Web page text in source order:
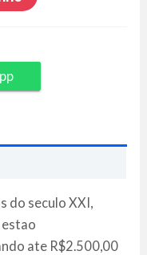
do seculo XXI,
estao
ate R$2.500,00